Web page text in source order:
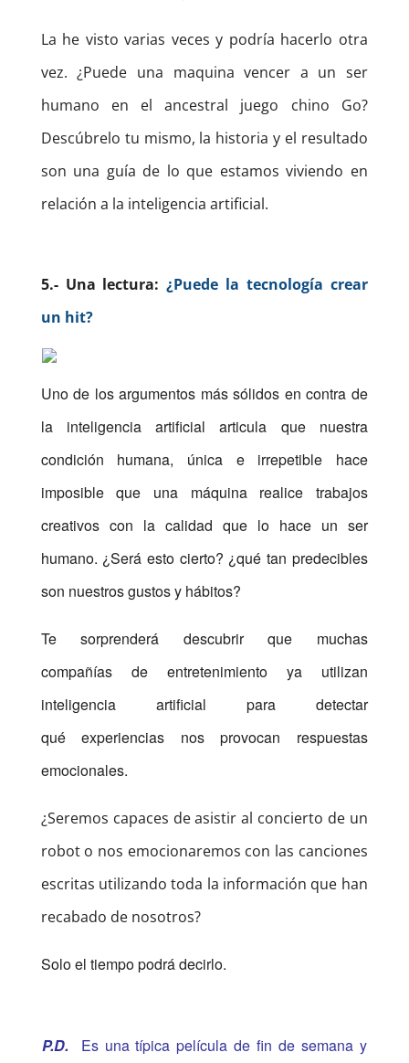
La he visto varias veces y podría hacerlo otra
vez. ¿Puede una maquina vencer a un ser
humano en el ancestral juego chino Go?
Descúbrelo tu mismo, la historia y el resultado
son una guía de lo que estamos viviendo en
relación a la inteligencia artificial.
5.- Una lectura:¿Puede la tecnología crear
un hit?
Uno de los argumentos más sólidos en contra de
la inteligencia artificial articula que nuestra
condición humana, única e irrepetible hace
imposible que una máquina realice trabajos
creativos con la calidad que lo hace un ser
humano. ¿Será esto cierto? ¿qué tan predecibles
son nuestros gustos y hábitos?
Te sorprenderá descubrir que muchas
compañías de entretenimiento ya utilizan
inteligencia artificial para detectar
qué experiencias nos provocan respuestas
emocionales.
¿Seremos capaces de asistir al concierto de un
robot o nos emocionaremos con las canciones
escritas utilizando toda la información que han
recabado de nosotros?
Solo el tiempo podrá decirlo.
P.D.
Es una típica película de fin de semana y